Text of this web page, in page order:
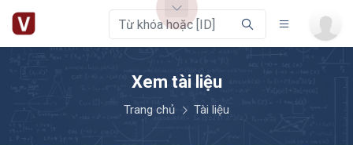
Xem tài liệu
Trang chủ Tài liệu